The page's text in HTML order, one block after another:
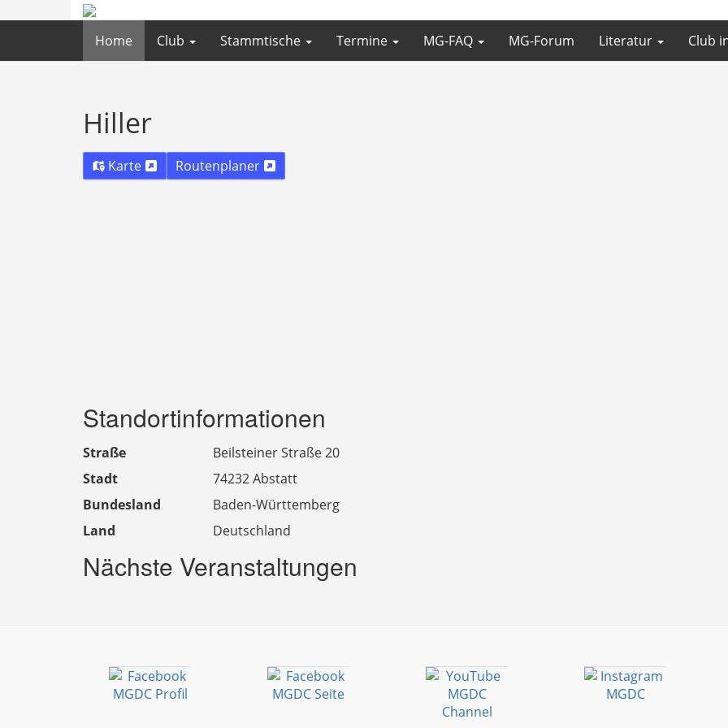
Home Club Stammtische Termine MG-FAQ MG-Forum Literatur Club
Hiller
Karte Routenplaner
Standortinformationen
Straße
Beilsteiner Straße 20
Stadt
74232 Abstatt
Bundesland
Baden-Württemberg
Land
Deutschland
Nächste Veranstaltungen